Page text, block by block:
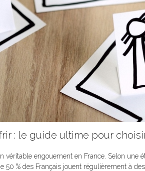
: le guide ultime pour
véritable engouement en France. Selon une
50 % des Français jouent régulièrement à